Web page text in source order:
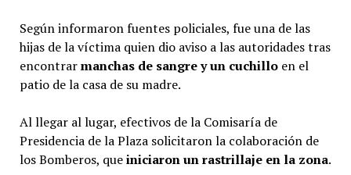
Según informaron fuentes policiales, fue una de las
hijas de la víctima quien dio aviso a las autoridades tras
encontrarmanchas de sangre y un cuchilloen el
patio de la casa de su madre.
Al llegar al lugar, efectivos de la Comisaría de
Presidencia de la Plaza solicitaron la colaboración de
los Bomberos, queiniciaron un rastrillaje en la zona.